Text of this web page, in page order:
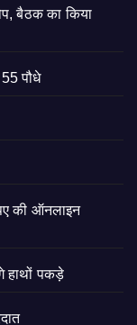
बैठक का किया
पौधे
की ऑनलाइन
हाथों पकड़े